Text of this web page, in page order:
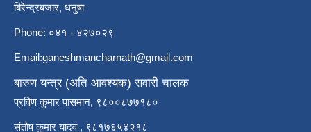
बिरेन्द्रबजार, धनुषा
Phone: ०४१ - ४२७०२९
Email:ganeshmancharnath@gmail.com
बारुण यन्त्र (अति आवश्यक) सवारी चालक
प्रविण कुमार पासमान, ९८००८७७१८०
संतोष कुमार यादव , ९८१७६५४२१८